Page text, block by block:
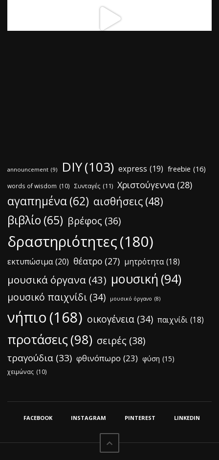
announcement (9) DIY(103) express (19) freebie (16)
words of wisdom (10) Συνταγές (11) Χριστούγεννα (28)
αγαπημένα(62) αισθήσεις (48)
βιβλίο (65) βρέφος (36)
δραστηριότητες(180)
εκτυπώσιμα (20) θέατρο (27) μητρότητα (18)
μουσικά όργανα (43) μουσική (94)
μουσικό παιχνίδι (34) μουσικό όργανο (8)
νήπιο (168) οικογένεια (34) παιχνίδι (18)
προτάσεις (98) σειρές (38)
τραγούδια (33) φθινόπωρο (23) φύση (15)
χειμώνας (10)
FACEBOOK INSTAGRAM PINTEREST LINKEDIN